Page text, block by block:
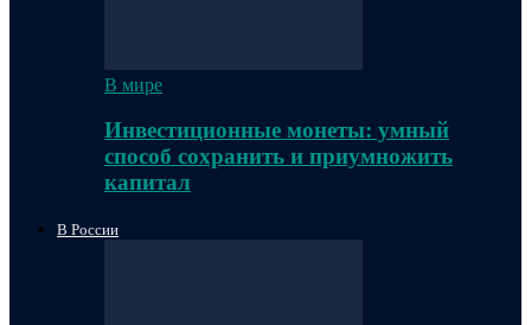
В мире
Инвестиционные монеты: умный
способ сохранить и приумножить
капитал
В России